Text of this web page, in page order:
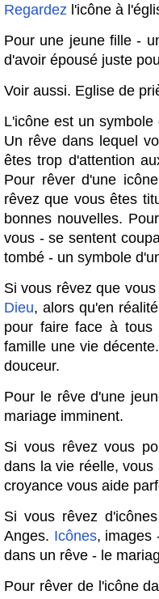
Regardez l'icône à
Pour une jeune fille -
d'avoir épousé juste
Voir aussi. Eglise de
L'icône est un
Un rêve dans lequel
êtes trop d'attention
Pour rêver d'une
rêvez que vous êtes
bonnes nouvelles.
vous - se sentent
tombé - un symbole
Si vous rêvez que
Dieu, alors qu'en
pour faire face à
famille une vie
douceur.
Pour le rêve d'une
mariage imminent.
Si vous rêvez vous
dans la vie réelle,
croyance vous aide
Si vous rêvez
Anges. Icônes, images
dans un rêve - le
Pour rêver de l'icône